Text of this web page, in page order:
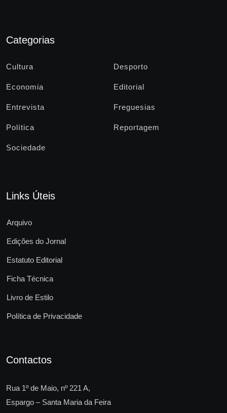
Categorias
Cultura Desporto
Economia Editorial
Entrevista Freguesias
Política Reportagem
Sociedade
Links Úteis
Arquivo
Edições do Jornal
Estatuto Editorial
Ficha Técnica
Livro de Estilo
Política de Privacidade
Contactos
Rua 1º de Maio, nº 221 A,
Espargo – Santa Maria da Feira